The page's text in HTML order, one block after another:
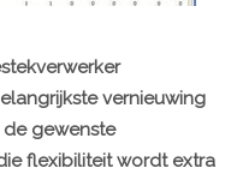
vernieuwing
de gewenste
flexibiliteit wordt extra